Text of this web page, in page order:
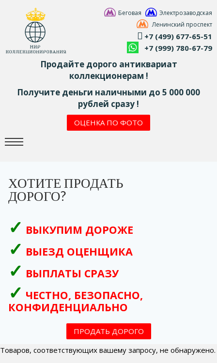
Беговая
Электрозаводская
Ленинский проспект
+7 (499) 677-65-51
+7 (999) 780-67-79
Продайте дорого антиквариат
коллекционерам !
Получите деньги наличными до 5 000 000
рублей сразу !
ОЦЕНКА ПО ФОТО
ХОТИТЕ ПРОДАТЬ
ДОРОГО?
ВЫКУПИМ ДОРОЖЕ
ВЫЕЗД ОЦЕНЩИКА
ВЫПЛАТЫ СРАЗУ
ЧЕСТНО, БЕЗОПАСНО,
КОНФИДЕНЦИАЛЬНО
ПРОДАТЬ ДОРОГО
Товаров, соответствующих вашему запросу, не обнаружено.